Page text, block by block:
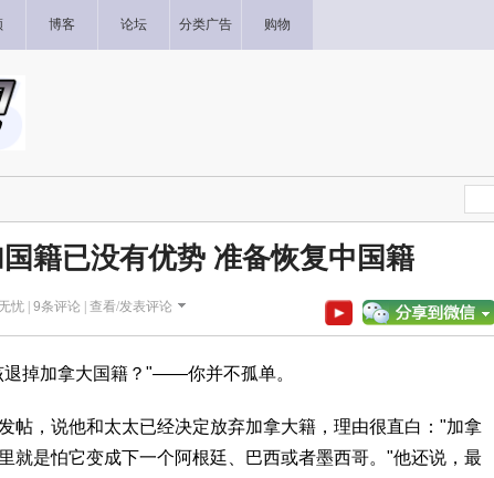
博客 论坛 分类广告 购物
籍已没有优势 准备恢复中国籍
忧 | 9条评论 | 查看/发表评论
掉加拿大国籍？"——你并不孤单。
帖，说他和太太已经决定放弃加拿大籍，理由很直白："加拿
就是怕它变成下一个阿根廷、巴西或者墨西哥。"他还说，最